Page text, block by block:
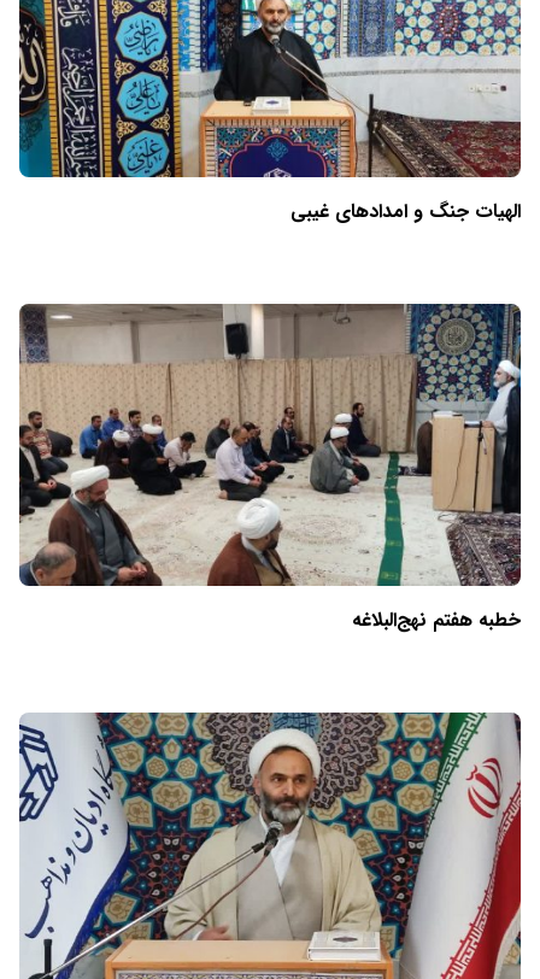
الهیات جنگ و امدادهای غیبی
خطبه هفتم نهج‌البلاغه